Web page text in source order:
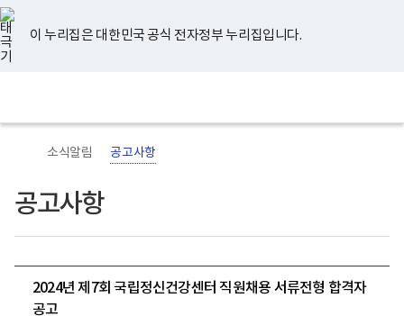
너
비
767px
이
하
이 누리집은 대한민국 공식 전자정부 누리집입니다.
지
검
메
홈
소식알림 공고사항
공고사항
2024년 제7회 국립정신건강센터 직원채용 서류전형 합격자
공고
유
튜
브
페
이
스
북
인
스
타
그
램
블
로
그